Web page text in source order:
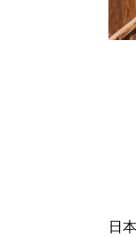
日